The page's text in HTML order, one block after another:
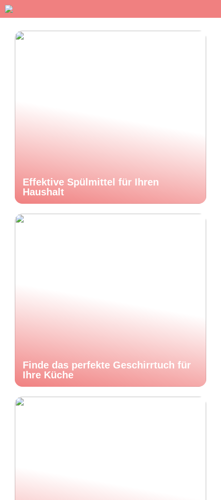
Effektive Spülmittel für Ihren
Haushalt
Finde das perfekte Geschirrtuch für
Ihre Küche